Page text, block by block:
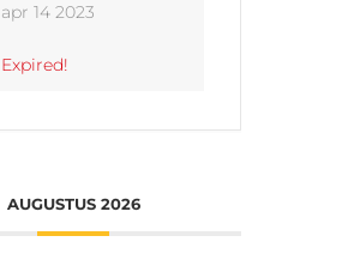
apr 14 2023
Expired!
AUGUSTUS 2026